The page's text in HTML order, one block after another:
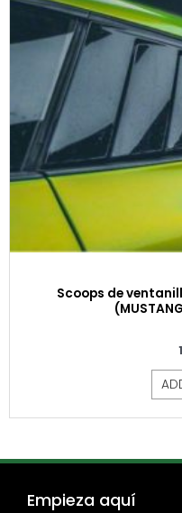
Scoops de
Empieza aquí